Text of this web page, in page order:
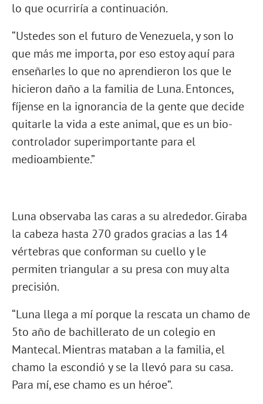
lo que ocurriría a continuación.
“Ustedes son el futuro de Venezuela, y son lo
que más me importa, por eso estoy aquí para
enseñarles lo que no aprendieron los que le
hicieron daño a la familia de Luna. Entonces,
fíjense en la ignorancia de la gente que decide
quitarle la vida a este animal, que es un bio-
controlador superimportante para el
medioambiente.”
Luna observaba las caras a su alrededor. Giraba
la cabeza hasta 270 grados gracias a las 14
vértebras que conforman su cuello y le
permiten triangular a su presa con muy alta
precisión.
“Luna llega a mí porque la rescata un chamo de
5to año de bachillerato de un colegio en
Mantecal. Mientras mataban a la familia, el
chamo la escondió y se la llevó para su casa.
Para mí, ese chamo es un héroe”.